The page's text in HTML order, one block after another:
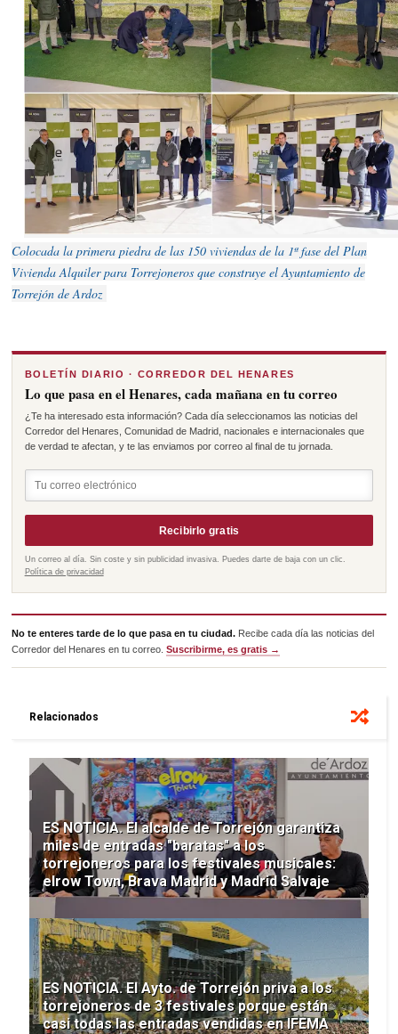
Colocada la primera piedra de las 150 viviendas de la 1ª fase del Plan
Vivienda Alquiler para Torrejoneros que construye el Ayuntamiento de
Torrejón de Ardoz
BOLETÍN DIARIO · CORREDOR DEL HENARES
Lo que pasa en el Henares, cada mañana en tu correo
¿Te ha interesado esta información? Cada día seleccionamos las noticias del
Corredor del Henares, Comunidad de Madrid, nacionales e internacionales que
de verdad te afectan, y te las enviamos por correo al final de tu jornada.
Recibirlo gratis
Un correo al día. Sin coste y sin publicidad invasiva. Puedes darte de baja con un clic.
Política de privacidad
No te enteres tarde de lo que pasa en tu ciudad. Recibe cada día las noticias del
Corredor del Henares en tu correo.Suscribirme, es gratis →
Relacionados
ES NOTICIA. El alcalde de Torrejón garantiza
miles de entradas "baratas" a los
torrejoneros para los festivales musicales:
elrow Town, Brava Madrid y Madrid Salvaje
ES NOTICIA. El Ayto. de Torrejón priva a los
torrejoneros de 3 festivales porque están
casi todas las entradas vendidas en IFEMA